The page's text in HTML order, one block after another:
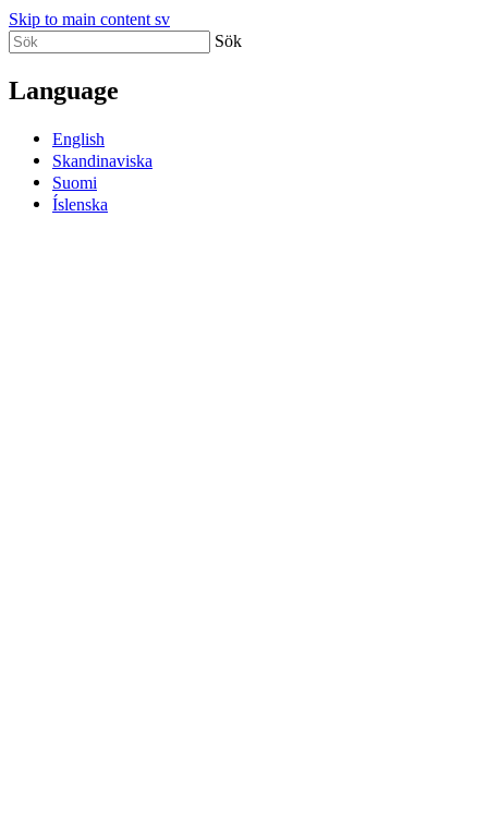
Skip to main content sv
Sök
Language
English
Skandinaviska
Suomi
Íslenska